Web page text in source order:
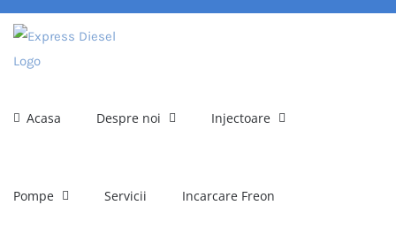
Skip
content
Acasa Despre noi Injectoare
Pompe Servicii Incarcare Freon